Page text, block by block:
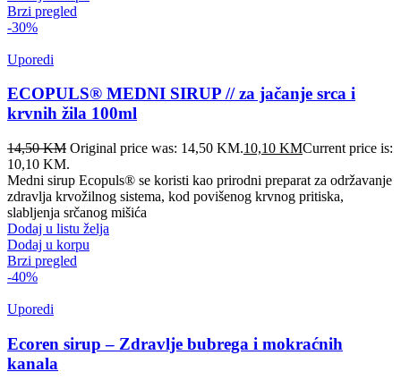
Brzi pregled
-30%
Uporedi
ECOPULS® MEDNI SIRUP // za jačanje srca i
krvnih žila 100ml
14,50KM Original price was: 14,50 KM.10,10 KMCurrent price is:
10,10 KM.
Medni sirup Ecopuls® se koristi kao prirodni preparat za održavanje
zdravlja krvožilnog sistema, kod povišenog krvnog pritiska,
slabljenja srčanog mišića
Dodaj u listu želja
Dodaj u korpu
Brzi pregled
-40%
Uporedi
Ecoren sirup – Zdravlje bubrega i mokraćnih
kanala